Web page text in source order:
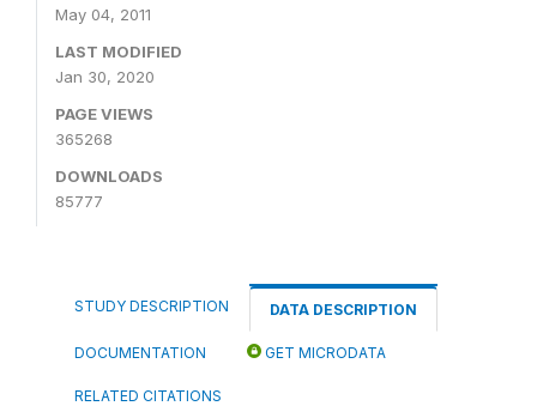
May 04, 2011
LAST MODIFIED
Jan 30, 2020
PAGE VIEWS
365268
DOWNLOADS
85777
STUDY DESCRIPTION DATA DESCRIPTION
DOCUMENTATION GET MICRODATA
RELATED CITATIONS